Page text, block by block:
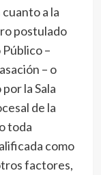
a la
postulado
–
– o
la Sala
de la
toda
como
factores,